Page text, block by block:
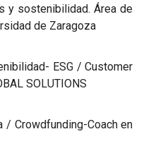
y sostenibilidad. Área de
de Zaragoza
ESG / Customer
SOLUTIONS
/ Crowdfunding-Coach en